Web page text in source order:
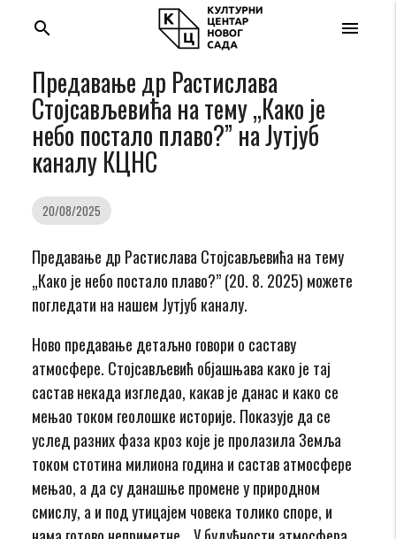
menu
search
Предавање др Растиславa
Стојсављевићa на тему „Како је
небо постало плаво?” на Јутјуб
каналу КЦНС
20/08/2025
Предавање др Растиславa Стојсављевићa на тему
„Како је небо постало плаво?” (20. 8. 2025) можете
погледати на нашем Јутјуб каналу.
Ново предавање детаљно говори о саставу
атмосфере. Стојсављевић објашњава како је тај
састав некада изгледао, какав је данас и како се
мењао током геолошке историје. Показује да се
услед разних фаза кроз које је пролазила Земља
током стотина милиона година и састав атмосфере
мењао, а да су данашње промене у природном
смислу, а и под утицајем човека толико споре, и